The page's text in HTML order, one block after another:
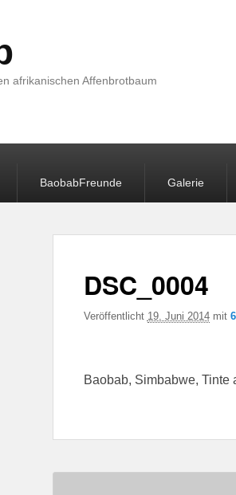
afrikanischen Affenbrotbaum
BaobabFreunde Galerie
DSC_0004
Veröffentlicht 19. Juni 2014mit
Baobab, Simbabwe, Tinte